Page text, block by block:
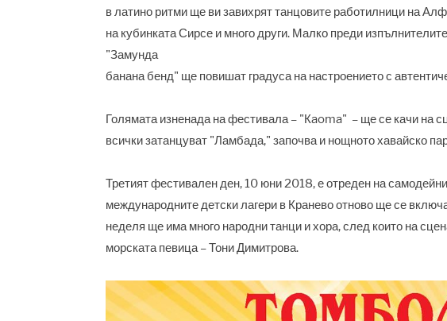
в латино ритми ще ви завихрят танцовите работилници на
на кубинката Сирсе и много други. Малко преди
"Замунда
банана бенд" ще повишат градуса на настроението с
Голямата изненада на фестивала – "Кaoma" – ще се качи на
всички затанцуват "Ламбада," започва и нощното хавайско
Третият фестивален ден, 10 юни 2018, е отреден на
международните детски лагери в Кранево отново ще се
неделя ще има много народни танци и хора, след които на
морската певица – Тони Димитрова.